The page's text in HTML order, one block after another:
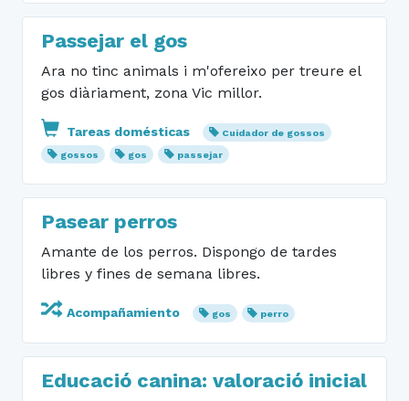
Passejar el gos
Ara no tinc animals i m'ofereixo per treure el
gos diàriament, zona Vic millor.
Tareas domésticas
Cuidador de gossos
gossos
gos passejar
Pasear perros
Amante de los perros. Dispongo de tardes
libres y fines de semana libres.
Acompañamiento gos perro
Educació canina: valoració inicial